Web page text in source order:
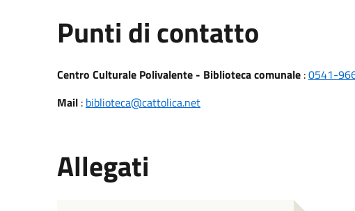
Punti di contatto
Centro Culturale Polivalente - Biblioteca comunale:0541-
Mail: biblioteca@cattolica.net
Allegati